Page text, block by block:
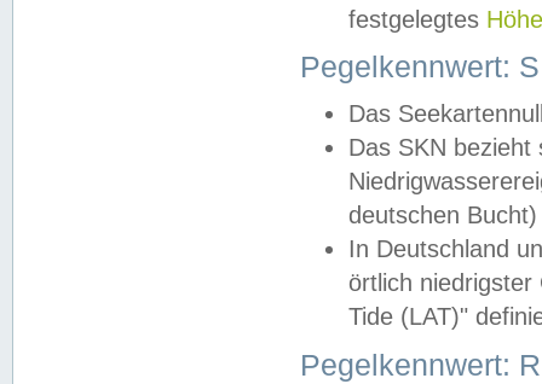
festgelegtes
Pegelkennwert:
Das
Das SKN
deutschen
In Deutschland
örtlich
Tide (LAT)"
Pegelkennwert: